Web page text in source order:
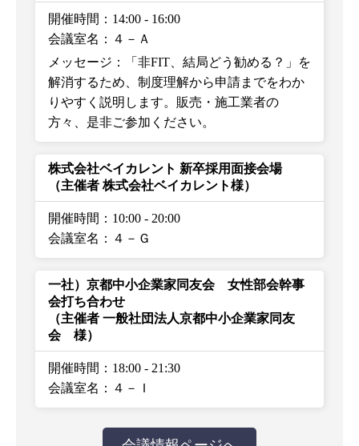
開催時間：14:00 - 16:00
会議室名：４－Ａ
メッセージ：「非FIT、結局どう勧める？」を
解消するため、制度理解から申請までをわか
りやすく説明します。販売・施工業者の
方々、是非ご参加ください。
株式会社ベイカレント 新卒採用面接会場
（主催者 株式会社ベイカレント様）
開催時間：10:00 - 20:00
会議室名：４－Ｇ
一社）京都中小企業家同友会 女性部会幹事
会打ち合わせ
（主催者 一般社団法人京都中小企業家同友
会 様）
開催時間：18:00 - 21:30
会議室名：４－Ｉ